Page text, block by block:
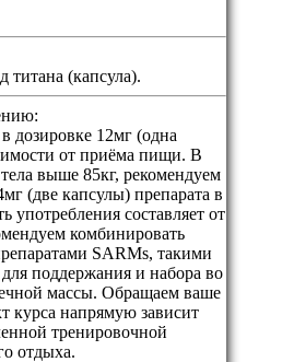
титана (капсула).
дозировке 12мг (одна
от приёма пищи. В
выше 85кг, рекомендуем
(две капсулы) препарата в
употребления составляет от
комбинировать
SARMs, такими
поддержания и набора во
массы. Обращаем ваше
курса напрямую зависит
тренировочной
отдыха.